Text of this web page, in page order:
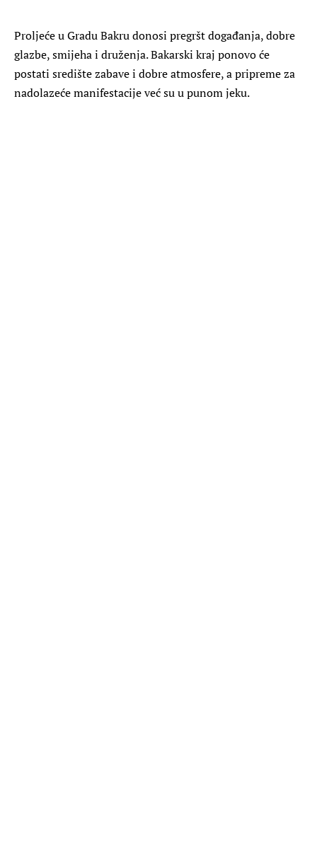
Proljeće u Gradu Bakru donosi pregršt događanja, dobre
glazbe, smijeha i druženja. Bakarski kraj ponovo će
postati središte zabave i dobre atmosfere, a pripreme za
nadolazeće manifestacije već su u punom jeku.